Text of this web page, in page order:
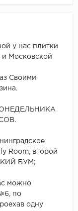
у нас плитки
и Московской
Своими
Room, второй
БУМ;
можно
по
одну